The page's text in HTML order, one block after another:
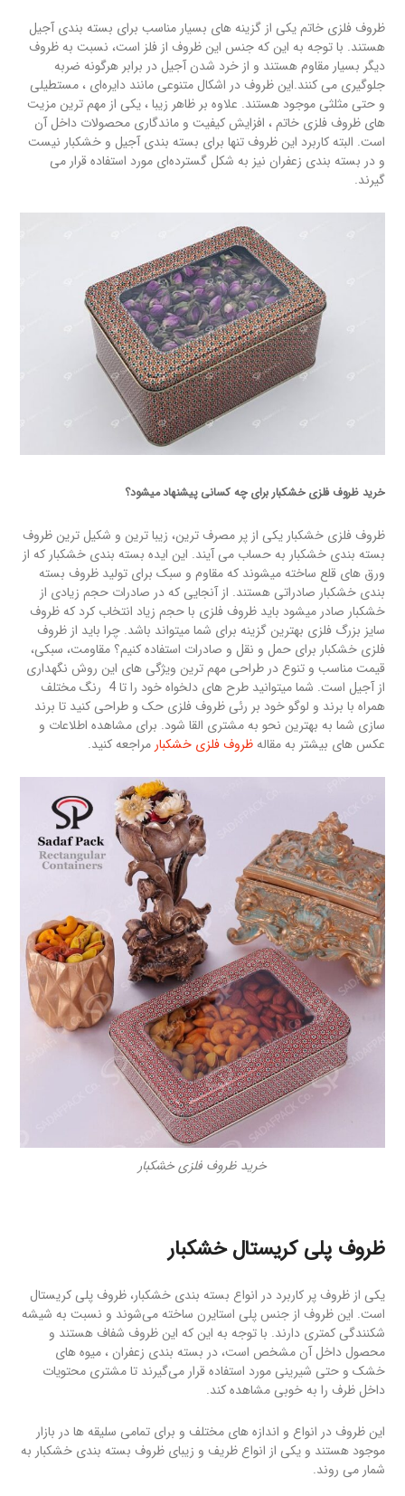
ظروف فلزی خاتم یکی از گزینه های بسیار مناسب برای بسته بندی آجیل
هستند. با توجه به این که جنس این ظروف از فلز است، نسبت به ظروف
دیگر بسیار مقاوم هستند و از خرد شدن آجیل در برابر هرگونه ضربه
جلوگیری می کنند.این ظروف در اشکال متنوعی مانند دایره‌ای ، مستطیلی
و حتی مثلثی موجود هستند. علاوه بر ظاهر زیبا ، یکی از مهم ترین مزیت
های ظروف فلزی خاتم ، افزایش کیفیت و ماندگاری محصولات داخل آن
است. البته کاربرد این ظروف تنها برای بسته بندی آجیل و خشکبار نیست
و در بسته بندی زعفران نیز به شکل گسترده‌ای مورد استفاده قرار می
گیرند.
خرید ظروف فلزی خشکبار برای چه کسانی پیشنهاد میشود؟
ظروف فلزی خشکبار یکی از پر مصرف ترین، زیبا ترین و شکیل ترین ظروف
بسته بندی خشکبار به حساب می آیند. این ایده بسته بندی خشکبار که از
ورق های قلع ساخته میشوند که مقاوم و سبک برای تولید ظروف بسته
بندی خشکبار صادراتی هستند. از آنجایی که در صادرات حجم زیادی از
خشکبار صادر میشود باید ظروف فلزی با حجم زیاد انتخاب کرد که ظروف
سایز بزرگ فلزی بهترین گزینه برای شما میتواند باشد. چرا باید از ظروف
فلزی خشکبار برای حمل و نقل و صادرات استفاده کنیم؟ مقاومت، سبکی،
قیمت مناسب و تنوع در طراحی مهم ترین ویژگی های این روش نگهداری
از آجیل است. شما میتوانید طرح های دلخواه خود را تا 4 رنگ مختلف
همراه با برند و لوگو خود بر رئی ظروف فلزی حک و طراحی کنید تا برند
سازی شما به بهترین نحو به مشتری القا شود. برای مشاهده اطلاعات و
عکس های بیشتر به مقالهظروف فلزی خشکبار مراجعه کنید.
خرید ظروف فلزی خشکبار
ظروف پلی کریستال خشکبار
یکی از ظروف پر کاربرد در انواع بسته بندی خشکبار، ظروف پلی کریستال
است. این ظروف از جنس پلی استایرن ساخته می‌شوند و نسبت به شیشه
شکنندگی کمتری دارند. با توجه به این که این ظروف شفاف هستند و
محصول داخل آن مشخص است، در بسته بندی زعفران ، میوه های
خشک و حتی شیرینی مورد استفاده قرار می‌گیرند تا مشتری محتویات
داخل ظرف را به خوبی مشاهده کند.
این ظروف در انواع و اندازه های مختلف و برای تمامی سلیقه ها در بازار
موجود هستند و یکی از انواع ظریف و زیبای ظروف بسته بندی خشکبار به
شمار می روند.